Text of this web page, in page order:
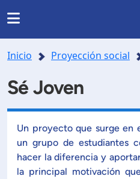
INSTITUCIONAL
Somos UDB
Nuestra historia
Ubicación
Y PROGRAMAS
Listado de carreras
Posgrados
INVESTIGACIÓN
Presentación
formación en investigación
Directorio
Inicio Proyección social
Sé Joven
Un proyecto que surge en
un grupo de estudiantes
hacer la diferencia y
la principal motivación